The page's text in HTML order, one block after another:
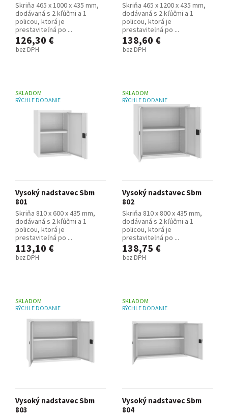
Skriňa 465 x 1000 x 435 mm,
dodávaná s 2 kľúčmi a 1
policou, ktorá je
prestaviteľná po ...
126,30 €
bez DPH
Skriňa 465 x 1200 x 435 mm,
dodávaná s 2 kľúčmi a 1
policou, ktorá je
prestaviteľná po ...
138,60 €
bez DPH
SKLADOM
RÝCHLE DODANIE
Vysoký nadstavec Sbm
801
Skriňa 810 x 600 x 435 mm,
dodávaná s 2 kľúčmi a 1
policou, ktorá je
prestaviteľná po ...
113,10 €
bez DPH
SKLADOM
RÝCHLE DODANIE
Vysoký nadstavec Sbm
802
Skriňa 810 x 800 x 435 mm,
dodávaná s 2 kľúčmi a 1
policou, ktorá je
prestaviteľná po ...
138,75 €
bez DPH
SKLADOM
RÝCHLE DODANIE
Vysoký nadstavec Sbm
803
SKLADOM
RÝCHLE DODANIE
Vysoký nadstavec Sbm
804